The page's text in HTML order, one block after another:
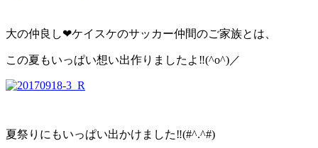
大の仲良し❤ケイスケのサッカー仲間のご家族とは、
この夏もいっぱい想い出作りましたよ‼(^o^)／
夏祭りにもいっぱい出かけました‼(#^.^#)